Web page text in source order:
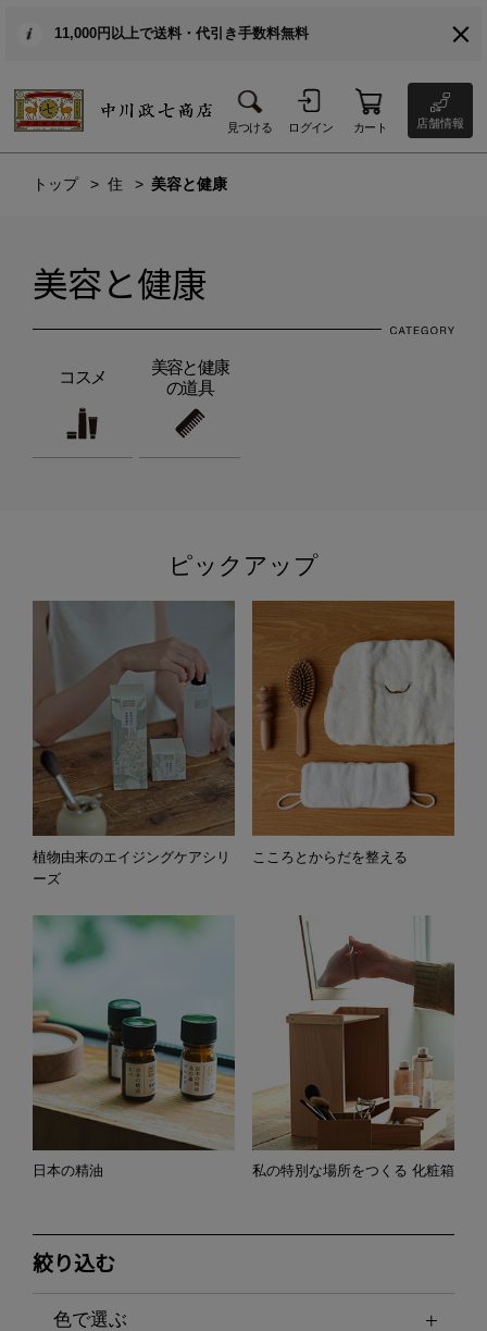
11,000円以上で送料・代引き手数料無料
見つける ログイン カート 店舗情報
トップ 住 美容と健康
美容と健康
コスメ
美容と健康
の道具
ピックアップ
植物由来のエイジングケアシリ
ーズ
こころとからだを整える
日本の精油 私の特別な場所をつくる 化粧箱
絞り込む
色で選ぶ